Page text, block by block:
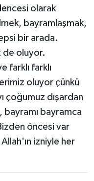
olarak
bayramlaşmak,
bir arada.
de oluyor.
farklı farklı
oluyor çünkü
çoğumuz dışardan
bayramca
öncesi var
izniyle her